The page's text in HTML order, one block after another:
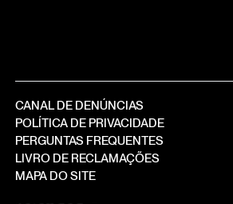
CANAL DE DENÚNCIAS
POLÍTICA DE PRIVACIDADE
PERGUNTAS FREQUENTES
LIVRO DE RECLAMAÇÕES
MAPA DO SITE